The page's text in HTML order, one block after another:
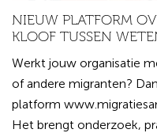
NIEUW PLATFORM
KLOOF TUSSEN
Werkt jouw organisatie
of andere migranten?
platform
Het brengt onderzoek,